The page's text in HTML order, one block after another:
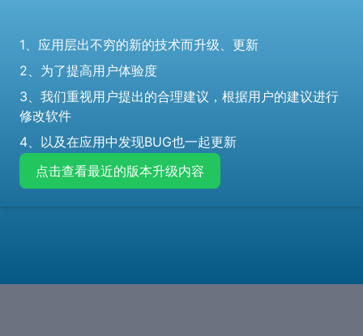
1、应用层出不穷的新的技术而升级、更新
2、为了提高用户体验度
3、我们重视用户提出的合理建议，根据用户的建议进行
修改软件
4、以及在应用中发现BUG也一起更新
点击查看最近的版本升级内容